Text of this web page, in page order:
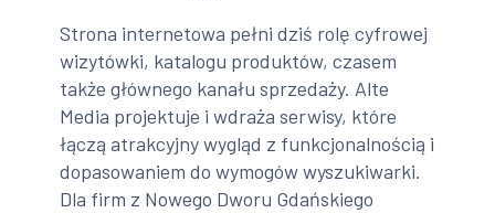
Strona internetowa pełni dziś rolę cyfrowej
wizytówki, katalogu produktów, czasem
także głównego kanału sprzedaży. Alte
Media projektuje i wdraża serwisy, które
łączą atrakcyjny wygląd z funkcjonalnością i
dopasowaniem do wymogów wyszukiwarki.
Dla firm z Nowego Dworu Gdańskiego